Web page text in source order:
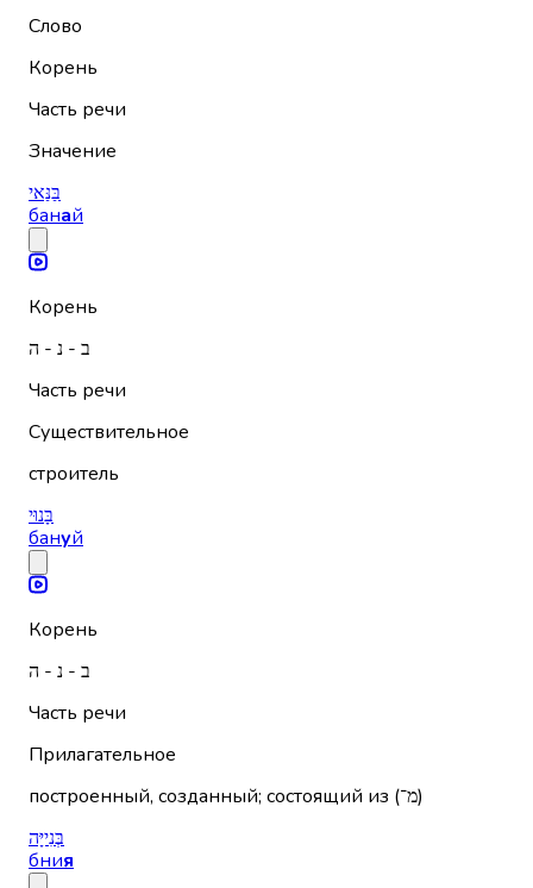
Слово
Корень
Часть речи
Значение
בַּנַּאי
банай
Корень
ב - נ - ה
Часть речи
Существительное
строитель
בָּנוּי
бануй
Корень
ב - נ - ה
Часть речи
Прилагательное
построенный, созданный; состоящий из (מ־)
בְּנִייָּה
бния